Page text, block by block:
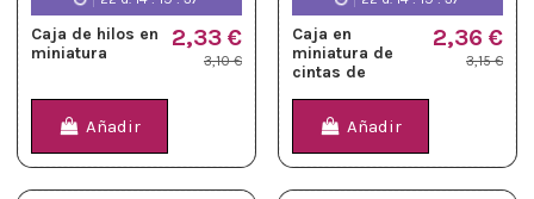
Caja de hilos en
miniatura
2,33 €
3,10 €
Añadir
Caja en
miniatura de
cintas de
2,36 €
3,15 €
Añadir